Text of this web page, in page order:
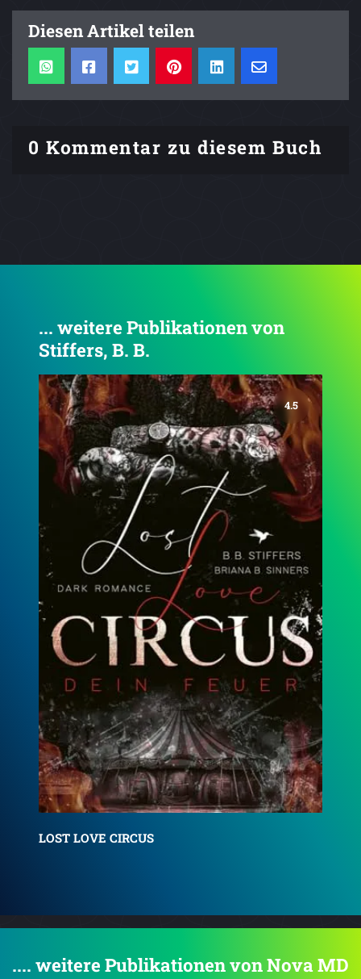
Diesen Artikel teilen
0 Kommentar zu diesem Buch
... weitere Publikationen von
Stiffers, B. B.
4.6
Lovers & Sinners
.... weitere Publikationen von Nova MD